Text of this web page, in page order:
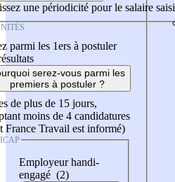
une périodicité pour le salaire saisi
parmi les 1ers à postuler
serez-vous parmi les
premiers à postuler ?
de plus de 15 jours,
moins de 4 candidatures
France Travail est informé)
Employeur handi-
engagé (2)